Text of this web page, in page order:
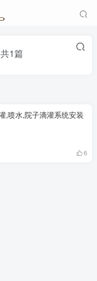
共1篇
,喷水,院子滴灌系统安装
6